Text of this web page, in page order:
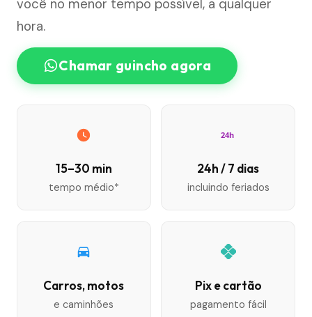
você no menor tempo possível, a qualquer
hora.
Chamar guincho agora
15–30 min
tempo médio*
24h
24h / 7 dias
incluindo feriados
Carros, motos
e caminhões
Pix e cartão
pagamento fácil